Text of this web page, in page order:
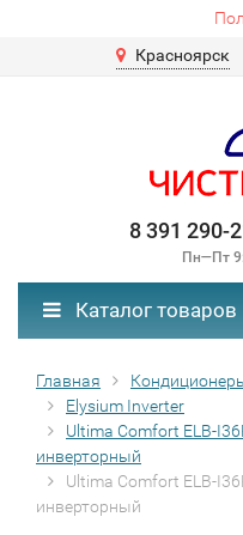
Красноярск
8 391 290-
Пн—Пт
Каталог товаров
Главная
Elysium Inverter
Ultima Comfort ELB-
инверторный
Ultima Comfort ELB-
инверторный